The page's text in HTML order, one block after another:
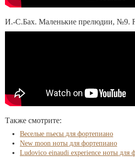
И.-С.Бах. Маленькие прелюдии, №9.
Также смотрите:
Веселые пьесы для фортепиано
New moon ноты для фортепиано
Ludovico einaudi experience ноты для